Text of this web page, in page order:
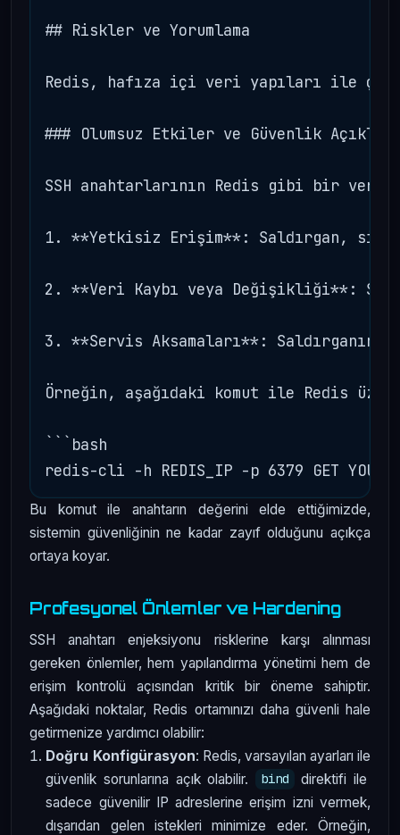
## Riskler ve Yorumlama
Redis, hafıza içi veri yapıları ile
### Olumsuz Etkiler ve Güvenlik
SSH anahtarlarının Redis gibi bir
1. **Yetkisiz Erişim**: Saldırgan,
2. **Veri Kaybı veya Değişikliği**:
3. **Servis Aksamaları**:
Örneğin, aşağıdaki komut ile Redis
```bash
Bu komut ile anahtarın değerini elde ettiğimizde,
sistemin güvenliğinin ne kadar zayıf olduğunu açıkça
ortaya koyar.
Profesyonel Önlemler ve Hardening
SSH anahtarı enjeksiyonu risklerine karşı alınması
gereken önlemler, hem yapılandırma yönetimi hem de
erişim kontrolü açısından kritik bir öneme sahiptir.
Aşağıdaki noktalar, Redis ortamınızı daha güvenli hale
getirmenize yardımcı olabilir:
Doğru Konfigürasyon: Redis, varsayılan ayarları ile
güvenlik sorunlarına açık olabilir.
bind
direktifi ile
sadece güvenilir IP adreslerine erişim izni vermek,
dışarıdan gelen istekleri minimize eder. Örneğin,